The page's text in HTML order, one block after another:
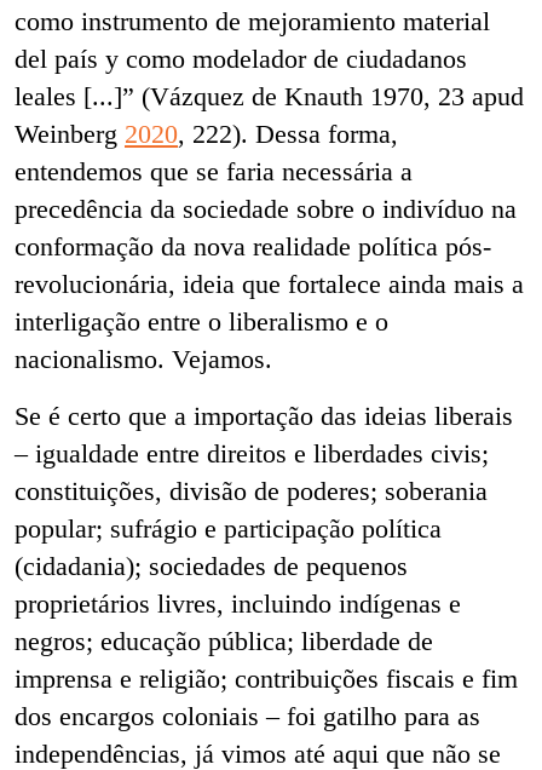
como instrumento de mejoramiento material
del país y como modelador de ciudadanos
leales [...]” (Vázquez de Knauth 1970, 23 apud
Weinberg 2020, 222). Dessa forma,
entendemos que se faria necessária a
precedência da sociedade sobre o indivíduo na
conformação da nova realidade política pós-
revolucionária, ideia que fortalece ainda mais a
interligação entre o liberalismo e o
nacionalismo. Vejamos.
Se é certo que a importação das ideias liberais
– igualdade entre direitos e liberdades civis;
constituições, divisão de poderes; soberania
popular; sufrágio e participação política
(cidadania); sociedades de pequenos
proprietários livres, incluindo indígenas e
negros; educação pública; liberdade de
imprensa e religião; contribuições fiscais e fim
dos encargos coloniais – foi gatilho para as
independências, já vimos até aqui que não se